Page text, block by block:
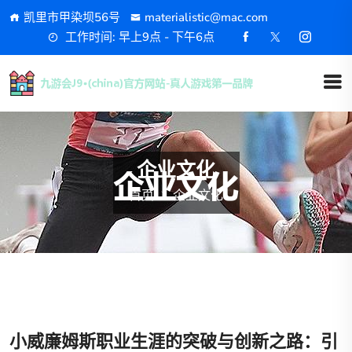
凯里市甲染坝56号
materialistic@mac.com
工作时间: 早上9点 - 下午6点
企业文化
首页 企业文化
小威廉姆斯职业生涯的突破与创新之路：引